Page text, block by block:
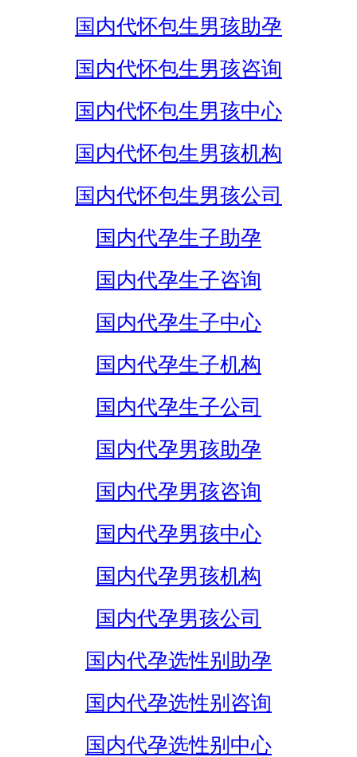
国内代怀包生男孩助孕
国内代怀包生男孩咨询
国内代怀包生男孩中心
国内代怀包生男孩机构
国内代怀包生男孩公司
国内代孕生子助孕
国内代孕生子咨询
国内代孕生子中心
国内代孕生子机构
国内代孕生子公司
国内代孕男孩助孕
国内代孕男孩咨询
国内代孕男孩中心
国内代孕男孩机构
国内代孕男孩公司
国内代孕选性别助孕
国内代孕选性别咨询
国内代孕选性别中心